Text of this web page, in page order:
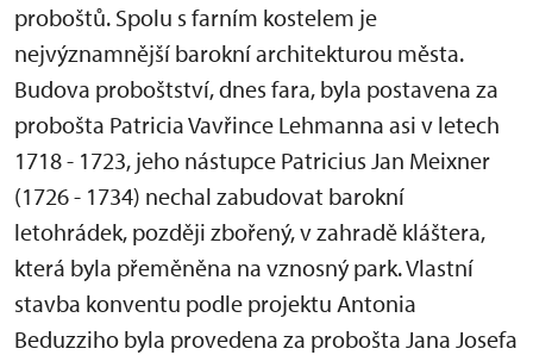
proboštů. Spolu s farním kostelem je
nejvýznamnější barokní architekturou města.
Budova proboštství, dnes fara, byla postavena za
probošta Patricia Vavřince Lehmanna asi v letech
1718 - 1723, jeho nástupce Patricius Jan Meixner
(1726 - 1734) nechal zabudovat barokní
letohrádek, později zbořený, v zahradě kláštera,
která byla přeměněna na vznosný park. Vlastní
stavba konventu podle projektu Antonia
Beduzziho byla provedena za probošta Jana Josefa